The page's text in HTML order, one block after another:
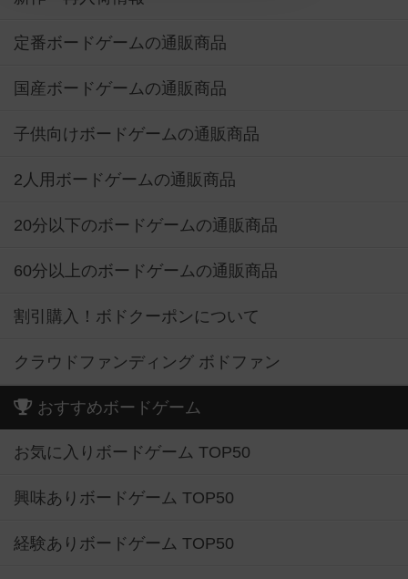
定番ボードゲームの通販商品
国産ボードゲームの通販商品
子供向けボードゲームの通販商品
2人用ボードゲームの通販商品
20分以下のボードゲームの通販商品
60分以上のボードゲームの通販商品
割引購入！ボドクーポンについて
クラウドファンディング ボドファン
おすすめボードゲーム
お気に入りボードゲーム TOP50
興味ありボードゲーム TOP50
経験ありボードゲーム TOP50